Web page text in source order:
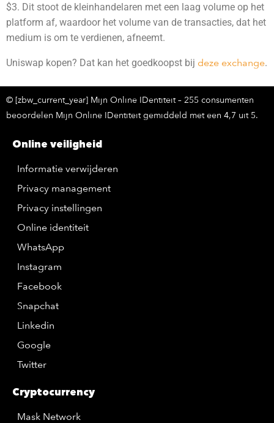
$3. Dit stoot de kleinhandelaren met een laag volume op het
platform af, waardoor het volume van de transacties, dat het
medium is om te verdienen, afneemt.
Uniswap kopen? Dat kan het goedkoopst bij deze exchange.
© [zbw_current_year] Mijn Online IDentiteit – 255 consumenten
beoordelen Mijn Online IDentiteit gemiddeld met een 4,7 uit 5.
Online veiligheid
Informatie verwijderen
Privacy management
Privacy instellingen
Online identiteit
WhatsApp
Instagram
Facebook
Snapchat
Linkedin
Google
Twitter
Cryptocurrency
Mask Network